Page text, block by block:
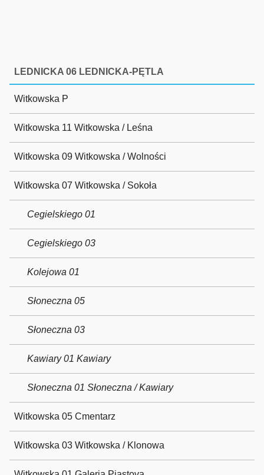
LEDNICKA 06 LEDNICKA-PĘTLA
Witkowska P
Witkowska 11 Witkowska / Leśna
Witkowska 09 Witkowska / Wolności
Witkowska 07 Witkowska / Sokoła
Cegielskiego 01
Cegielskiego 03
Kolejowa 01
Słoneczna 05
Słoneczna 03
Kawiary 01 Kawiary
Słoneczna 01 Słoneczna / Kawiary
Witkowska 05 Cmentarz
Witkowska 03 Witkowska / Klonowa